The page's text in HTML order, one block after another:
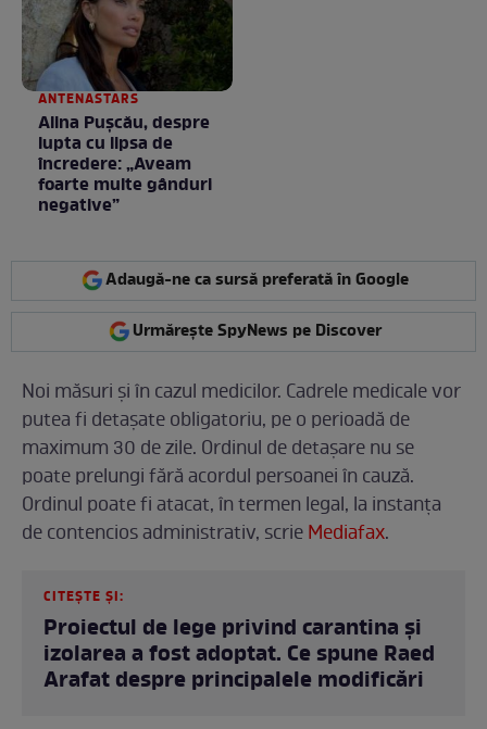
ANTENASTARS
Alina Pușcău, despre
lupta cu lipsa de
încredere: „Aveam
foarte multe gânduri
negative”
Adaugă-ne ca sursă preferată în Google
Urmărește SpyNews pe Discover
Noi măsuri și în cazul medicilor. Cadrele medicale vor
putea fi detaşate obligatoriu, pe o perioadă de
maximum 30 de zile. Ordinul de detaşare nu se
poate prelungi fără acordul persoanei în cauză.
Ordinul poate fi atacat, în termen legal, la instanţa
de contencios administrativ, scrieMediafax.
CITEȘTE ȘI:
Proiectul de lege privind carantina și
izolarea a fost adoptat. Ce spune Raed
Arafat despre principalele modificări